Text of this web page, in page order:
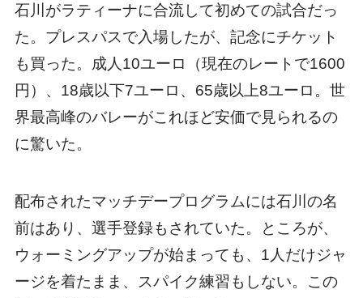
石川がラティーナに合流して初めての試合だっ
た。プレスパスで入場したが、記念にチケット
も買った。成人10ユーロ（現在のレートで1600
円）、18歳以下7ユーロ、65歳以上8ユーロ。世
界最高峰のバレーがこれほど安価で見られるの
に驚いた。
配布されたマッチデープログラムには石川の名
前はあり、選手登録もされていた。ところが、
ウォーミングアップが始まっても、1人だけジャ
ージを着たまま、スパイク練習もしない。この